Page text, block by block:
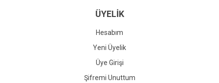
ÜYELİK
Hesabım
Yeni Üyelik
Üye Girişi
Şifremi Unuttum